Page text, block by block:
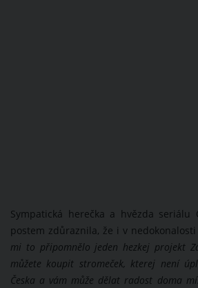
Sympatická herečka a hvězda
postem zdůraznila, že i v nedokonalosti
mi to připomnělo jeden hezkej projekt
můžete koupit stromeček, kterej není
Česka a vám může dělat radost doma